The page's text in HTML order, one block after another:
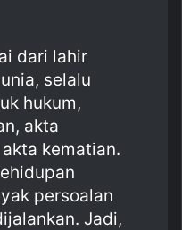
dari lahir
selalu
hukum,
akta
kematian.
persoalan
Jadi,